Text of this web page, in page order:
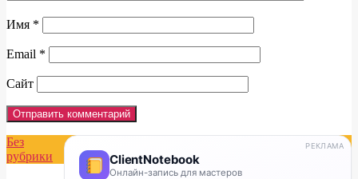
Имя *
Email *
Сайт
ClientNotebook
Онлайн-запись для мастеров
РЕКЛАМА
Без
рубрики